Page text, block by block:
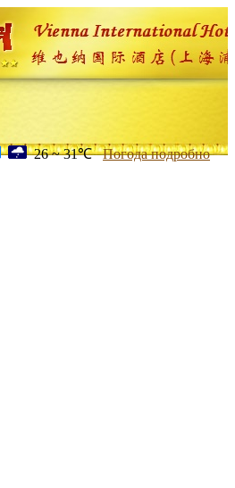
26 ~ 31℃ Погода подробно